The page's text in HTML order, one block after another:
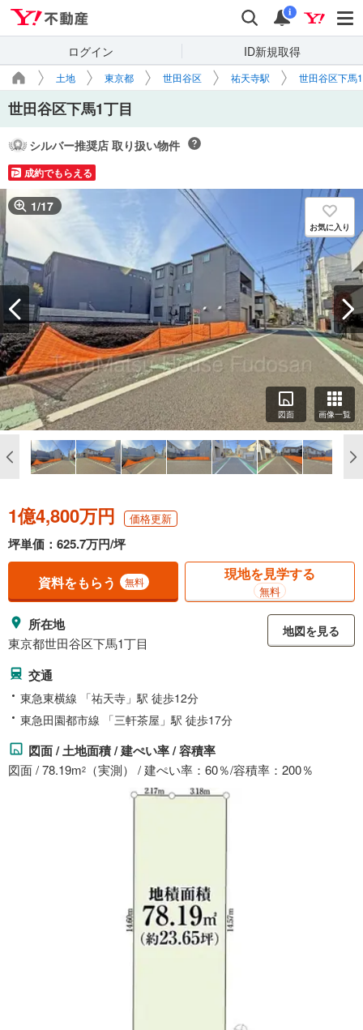
検索 通知
i
ログイン ID新規取得
土地 東京都 世田谷区 祐天寺駅 世田谷区下馬
世田谷区下馬1丁目
シルバー推奨店 取り扱い物件
成約でもらえる
1/17
お気に入り
図面 画像一覧
1億4,800万円 価格更新
坪単価：625.7万円/坪
資料をもらう 無料 現地を見学する
無料
所在地
東京都世田谷区下馬1丁目
地図を見る
交通
東急東横線 「祐天寺」駅 徒歩12分
東急田園都市線 「三軒茶屋」駅 徒歩17分
図面 / 土地面積 / 建ぺい率 / 容積率
図面 / 78.19m2 （実測） / 建ぺい率：60％/容積率：200％